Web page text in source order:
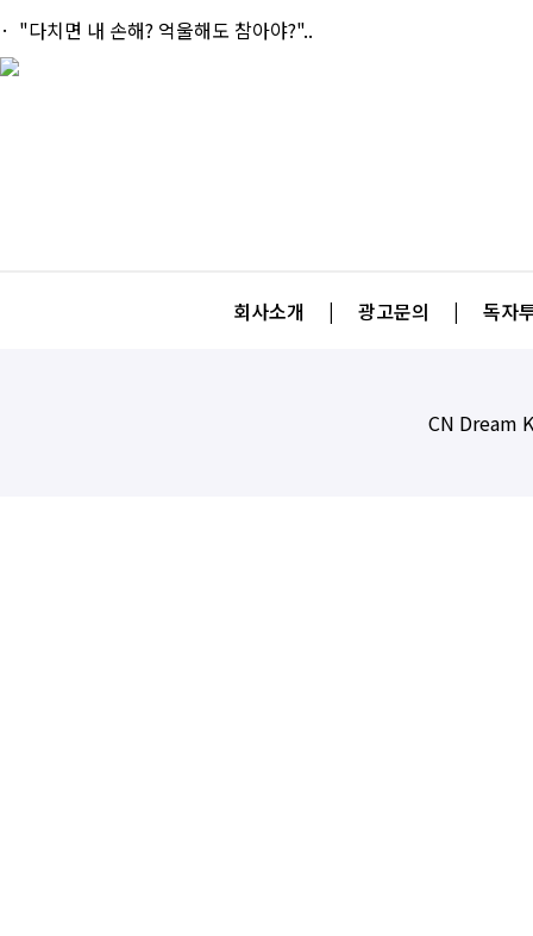
"다치면 내 손해? 억울해도 참아야?"..
회사소개 | 광고문의 | 독자
CN Dream